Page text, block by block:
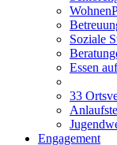
Soziale
Essen
33
Engagement